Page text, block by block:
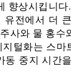
향상시킵니다.
유전에서 더
사와 물 홍
털화는 스
동 중지 시간